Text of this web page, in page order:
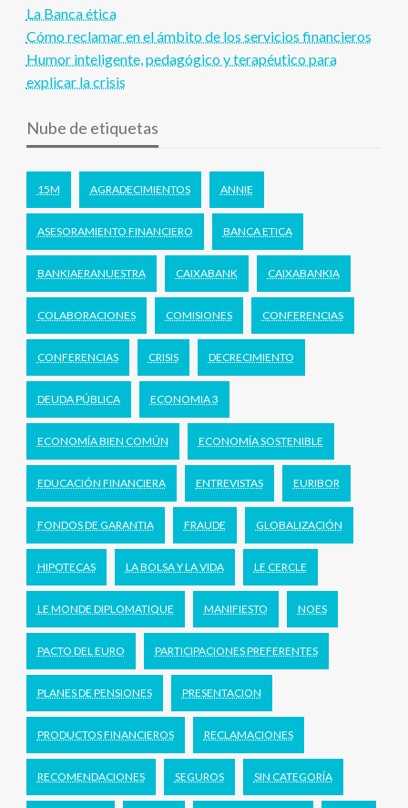
La Banca ética
Cómo reclamar en el ámbito de los servicios financieros
Humor inteligente, pedagógico y terapéutico para
explicar la crisis
Nube de etiquetas
15M AGRADECIMIENTOS ANNIE
ASESORAMIENTO FINANCIERO BANCA ETICA
BANKIAERANUESTRA CAIXABANK CAIXABANKIA
COLABORACIONES COMISIONES CONFERENCIAS
CONFERENCIAS CRISIS DECRECIMIENTO
DEUDA PÚBLICA ECONOMIA 3
ECONOMÍA BIEN COMÚN ECONOMÍA SOSTENIBLE
EDUCACIÓN FINANCIERA ENTREVISTAS EURIBOR
FONDOS DE GARANTIA FRAUDE GLOBALIZACIÓN
HIPOTECAS LA BOLSA Y LA VIDA LE CERCLE
LE MONDE DIPLOMATIQUE MANIFIESTO NOES
PACTO DEL EURO PARTICIPACIONES PREFERENTES
PLANES DE PENSIONES PRESENTACION
PRODUCTOS FINANCIEROS RECLAMACIONES
RECOMENDACIONES SEGUROS SIN CATEGORÍA